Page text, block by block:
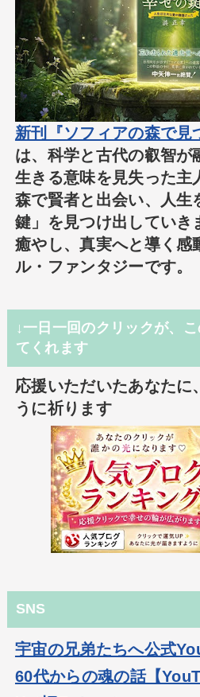
新刊『ソフィアの森で見
は、科学と古代の叡智が
生きる意味を見失った主
森で賢者と出会い、人生
鍵」を見つけ出していき
癒やし、真実へと導く感
ル・ファンタジーです。
↓一日一回のクリックが、
てくれます
応援いただいたあなたに
うに祈ります
SNS
宇宙の兄弟たちへ公式
60代からの魂の話【